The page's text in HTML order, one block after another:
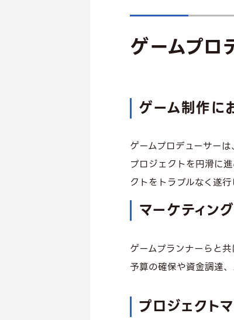
ゲームプロ
ゲーム制作に
ゲームプロデューサー
プロジェクトを円滑に
クトをトラブルなく遂
マーケティン
ゲームプランナーらと
予算の確保や資金調達
プロジェクト